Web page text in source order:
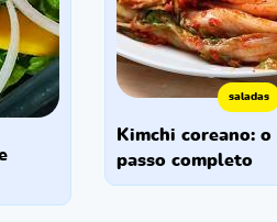
saladas
kimchi coreano: o passo a
passo completo